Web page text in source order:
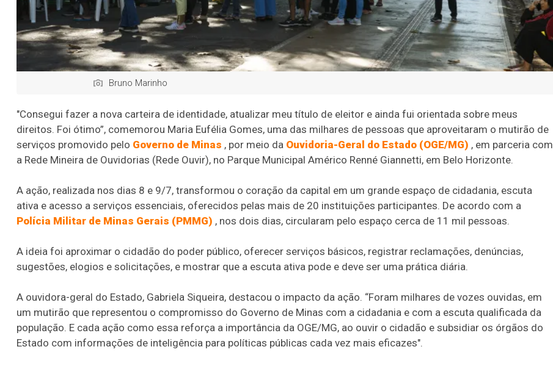
Bruno Marinho
"Consegui fazer a nova carteira de identidade, atualizar meu título de eleitor e ainda fui orientada sobre meus
direitos. Foi ótimo”, comemorou Maria Eufélia Gomes, uma das milhares de pessoas que aproveitaram o mutirão de
serviços promovido pelo Governo de Minas , por meio da Ouvidoria-Geral do Estado (OGE/MG) , em parceria com
a Rede Mineira de Ouvidorias (Rede Ouvir), no Parque Municipal Américo Renné Giannetti, em Belo Horizonte.
A ação, realizada nos dias 8 e 9/7, transformou o coração da capital em um grande espaço de cidadania, escuta
ativa e acesso a serviços essenciais, oferecidos pelas mais de 20 instituições participantes. De acordo com a
Polícia Militar de Minas Gerais (PMMG) , nos dois dias, circularam pelo espaço cerca de 11 mil pessoas.
A ideia foi aproximar o cidadão do poder público, oferecer serviços básicos, registrar reclamações, denúncias,
sugestões, elogios e solicitações, e mostrar que a escuta ativa pode e deve ser uma prática diária.
A ouvidora-geral do Estado, Gabriela Siqueira, destacou o impacto da ação. “Foram milhares de vozes ouvidas, em
um mutirão que representou o compromisso do Governo de Minas com a cidadania e com a escuta qualificada da
população. E cada ação como essa reforça a importância da OGE/MG, ao ouvir o cidadão e subsidiar os órgãos do
Estado com informações de inteligência para políticas públicas cada vez mais eficazes".